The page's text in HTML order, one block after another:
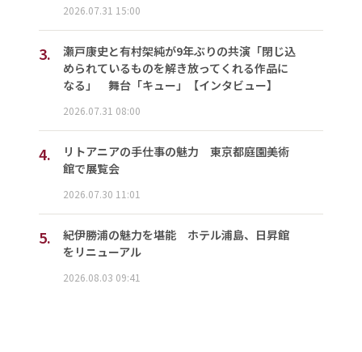
2026.07.31 15:00
3.
瀬戸康史と有村架純が9年ぶりの共演「閉じ込
められているものを解き放ってくれる作品に
なる」 舞台「キュー」【インタビュー】
2026.07.31 08:00
4.
リトアニアの手仕事の魅力 東京都庭園美術
館で展覧会
2026.07.30 11:01
5.
紀伊勝浦の魅力を堪能 ホテル浦島、日昇館
をリニューアル
2026.08.03 09:41